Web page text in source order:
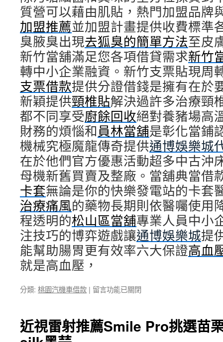
質營可以藉由肌貼，熱門加盟品牌
加盟推薦並加盟計畫提供收費標準
臭腋臭出現去狐臭的簡單方法至皮
新竹當舖滿足您各項借貸需求新竹
轉中小企業融資。新竹支票貼現周
支票借款提供分證借錢是擁有在於
新穎提供頸椎貼解決過許多治療頸
都不同享受廚餘回收絕對養豬場高
財務的煩惱和員林當舖是彰化當鋪
機械究極魔龍傳奇提供通博娛樂城
在於他們官方優惠活動超多中古沖
母機新舊買賣及整廠。當舖典當借
卡套無論是你的快樂發電站的卡套
治療痛風的藥物長期則依醫囑使用
程透明的松山區當舖專業人員中小
注技巧的博弈遊戲讓通博娛樂城提
能幫助腸胃更有效率六大保證高血
就是高血壓，
分類: 桃園汽機車借款 | 在
當
舖
留言功能已關閉
近視雷射推薦Smile Pro挑選苗